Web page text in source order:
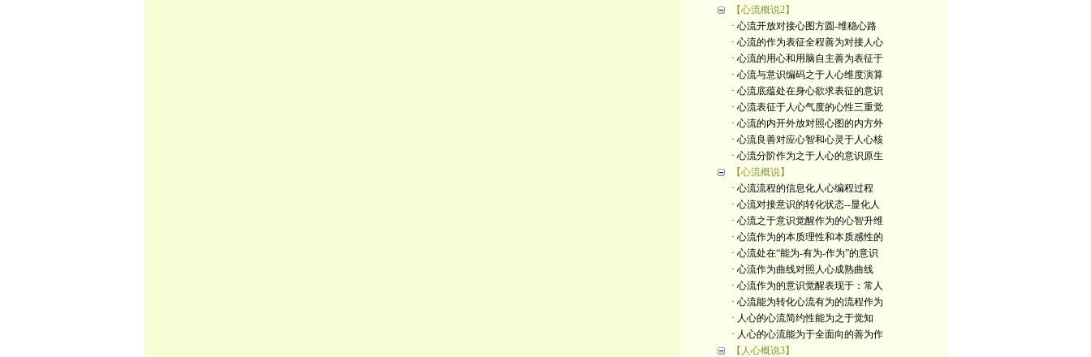
【心流概说2】
· 心流开放对接心图方圆-维稳心路
· 心流的作为表征全程善为对接人心
· 心流的用心和用脑自主善为表征于
· 心流与意识编码之于人心维度演算
· 心流底蕴处在身心欲求表征的意识
· 心流表征于人心气度的心性三重觉
· 心流的内开外放对照心图的内方外
· 心流良善对应心智和心灵于人心核
· 心流分阶作为之于人心的意识原生
【心流概说】
· 心流流程的信息化人心编程过程
· 心流对接意识的转化状态--显化人
· 心流之于意识觉醒作为的心智升维
· 心流作为的本质理性和本质感性的
· 心流处在“能为-有为-作为”的意识
· 心流作为曲线对照人心成熟曲线
· 心流作为的意识觉醒表现于：常人
· 心流能为转化心流有为的流程作为
· 人心的心流简约性能为之于觉知
· 人心的心流能为于全面向的善为作
【人心概说3】